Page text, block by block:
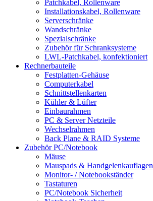
Patchkabel, Rollenware
Installationskabel, Rollenware
Serverschränke
Wandschränke
Spezialschränke
Zubehör für Schranksysteme
LWL-Patchkabel, konfektioniert
Rechnerbauteile
Festplatten-Gehäuse
Computerkabel
Schnittstellenkarten
Kühler & Lüfter
Einbaurahmen
PC & Server Netzteile
Wechselrahmen
Back Plane & RAID Systeme
Zubehör PC/Notebook
Mäuse
Mauspads & Handgelenkauflagen
Monitor- / Notebookständer
Tastaturen
PC/Notebook Sicherheit